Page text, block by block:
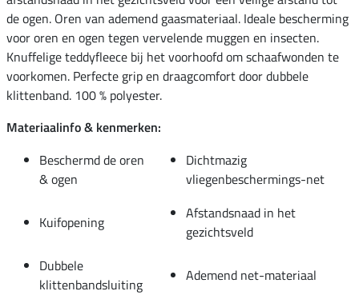
de ogen. Oren van ademend gaasmateriaal. Ideale bescherming
voor oren en ogen tegen vervelende muggen en insecten.
Knuffelige teddyfleece bij het voorhoofd om schaafwonden te
voorkomen. Perfecte grip en draagcomfort door dubbele
klittenband. 100 % polyester.
Materiaalinfo & kenmerken:
Beschermd de oren
& ogen
Dichtmazig
vliegenbeschermings-net
Kuifopening
Afstandsnaad in het
gezichtsveld
Dubbele
klittenbandsluiting
Ademend net-materiaal